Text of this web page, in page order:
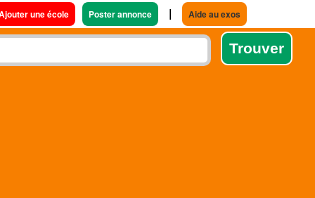
une école Poster annonce | Aide au exos